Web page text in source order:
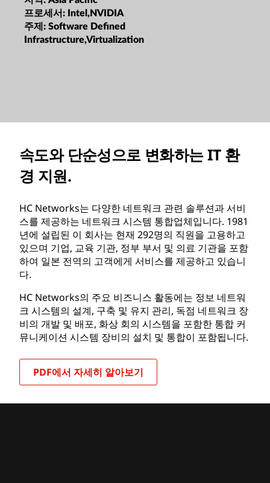
프로세서: Intel,NVIDIA
주제: Software Defined
Infrastructure,Virtualization
속도와 단순성으로 변화하는 IT 환
경 지원.
HC Networks는 다양한 네트워크 관련 솔루션과 서비
스를 제공하는 네트워크 시스템 통합업체입니다. 1981
년에 설립된 이 회사는 현재 292명의 직원을 고용하고
있으며 기업, 교육 기관, 정부 부서 및 의료 기관을 포함
하여 일본 전역의 고객에게 서비스를 제공하고 있습니
다.
HC Networks의 주요 비즈니스 활동에는 정보 네트워
크 시스템의 설계, 구축 및 유지 관리, 독점 네트워크 장
비의 개발 및 배포, 화상 회의 시스템을 포함한 통합 커
뮤니케이션 시스템 장비의 설치 및 통합이 포함됩니다.
PDF에서 자세히 알아보기